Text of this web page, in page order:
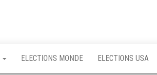
ELECTIONS MONDE ELECTIONS USA